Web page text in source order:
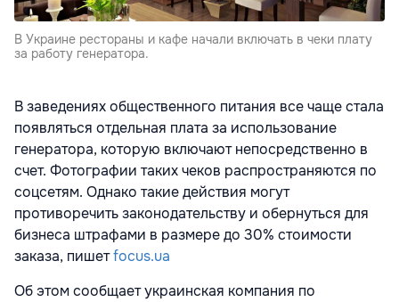
В Украине рестораны и кафе начали включать в чеки плату
за работу генератора.
В заведениях общественного питания все чаще стала
появляться отдельная плата за использование
генератора, которую включают непосредственно в
счет. Фотографии таких чеков распространяются по
соцсетям. Однако такие действия могут
противоречить законодательству и обернуться для
бизнеса штрафами в размере до 30% стоимости
заказа, пишетfocus.ua
Об этом сообщает украинская компания по